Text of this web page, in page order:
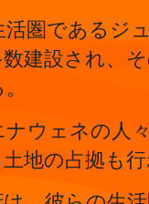
圏であるジ
建設され、
ウェネの人
地の占拠も